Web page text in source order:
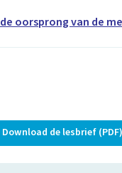
oorsprong van de
Download de lesbrief (PDF)